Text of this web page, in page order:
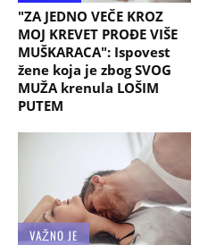
"ZA JEDNO VEČE KROZ
MOJ KREVET PROĐE VIŠE
MUŠKARACA": Ispovest
žene koja je zbog SVOG
MUŽA krenula LOŠIM
PUTEM
VAŽNO JE